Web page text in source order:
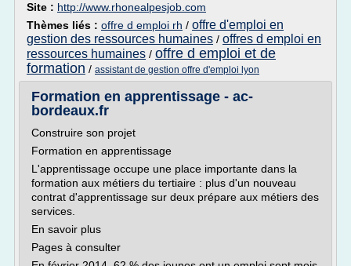
Site : http://www.rhonealpesjob.com
Thèmes liés : offre d emploi rh / offre d'emploi en
gestion des ressources humaines / offres d emploi en
ressources humaines / offre d emploi et de
formation / assistant de gestion offre d'emploi lyon
Formation en apprentissage - ac-
bordeaux.fr
Construire son projet
Formation en apprentissage
L'apprentissage occupe une place importante dans la
formation aux métiers du tertiaire : plus d'un nouveau
contrat d'apprentissage sur deux prépare aux métiers des
services.
En savoir plus
Pages à consulter